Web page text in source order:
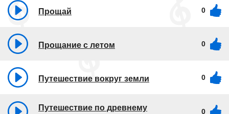
Прощай 0
Прощание с летом 0
Путешествие вокруг земли 0
Путешествие по древнему
0